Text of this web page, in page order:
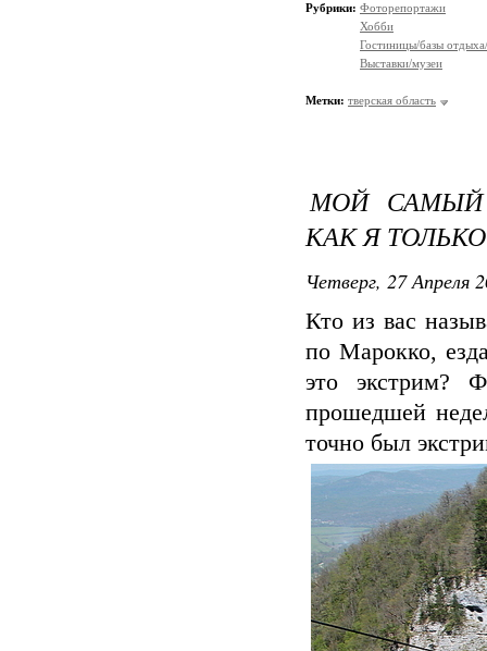
Рубрики: Фоторепортажи
Хобби
Гостиницы/базы
Выставки/музеи
Метки: тверская область
МОЙ САМЫЙ
КАК Я
Четверг, 27 Апреля
Кто из вас
по Марокко,
это экстрим?
прошедшей
точно был